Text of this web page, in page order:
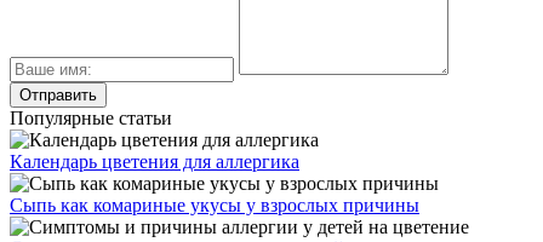
Популярные статьи
Календарь цветения для аллергика
Сыпь как комариные укусы у взрослых причины